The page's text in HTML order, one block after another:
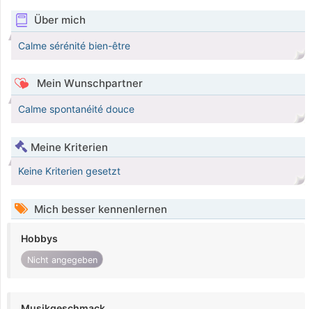
Über mich
Calme sérénité bien-être
Mein Wunschpartner
Calme spontanéité douce
Meine Kriterien
Keine Kriterien gesetzt
Mich besser kennenlernen
Hobbys
Nicht angegeben